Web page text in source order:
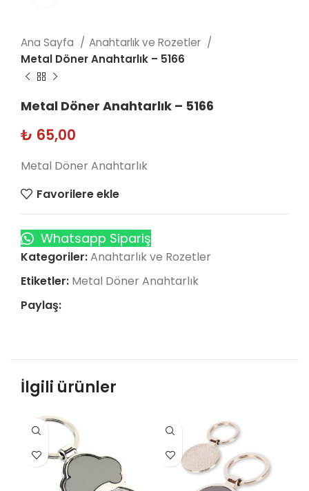
Ana Sayfa
Anahtarlık ve Rozetler
Metal Döner Anahtarlık – 5166
Metal Döner Anahtarlık – 5166
₺ 65,00
Metal Döner Anahtarlık
Favorilere ekle
Whatsapp Sipariş
Kategoriler:Anahtarlık ve Rozetler
Etiketler: Metal Döner Anahtarlık
Paylaş:
İlgili ürünler